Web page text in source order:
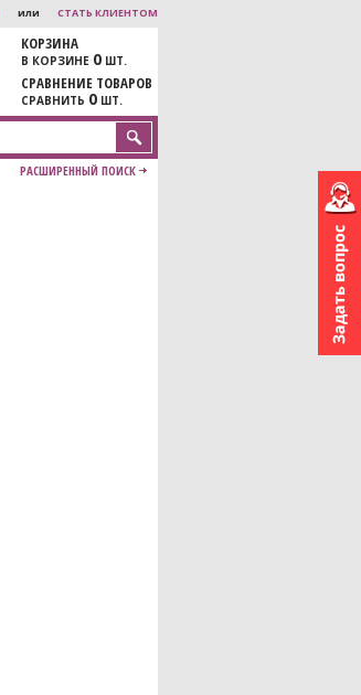
или СТАТЬ КЛИЕНТОМ
КОРЗИНА
В КОРЗИНЕ 0ШТ.
СРАВНЕНИЕ ТОВАРОВ
СРАВНИТЬ 0ШТ.
РАСШИРЕННЫЙ ПОИСК